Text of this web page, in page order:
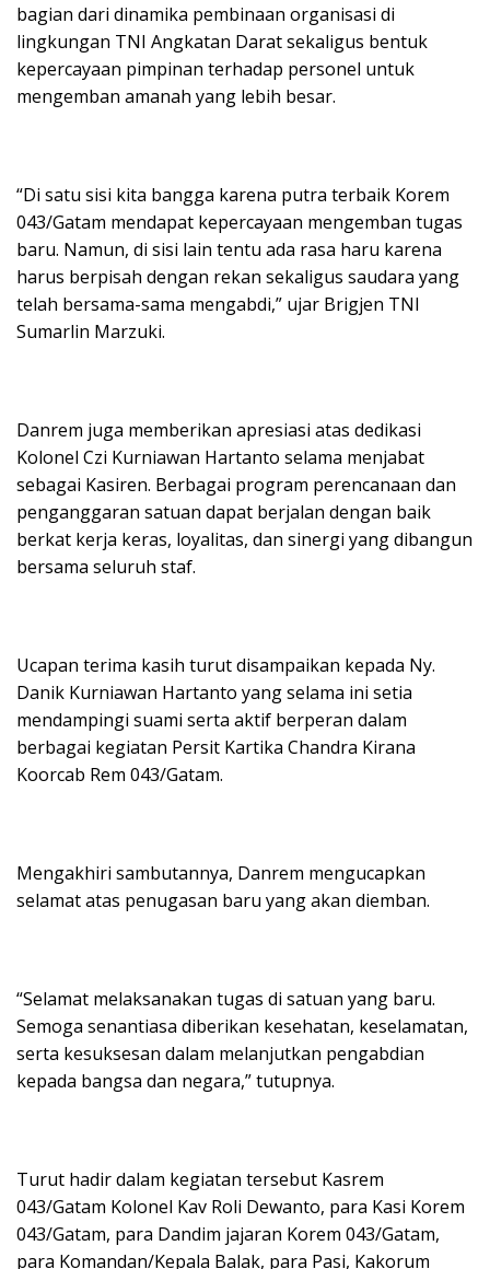
bagian dari dinamika pembinaan organisasi di
lingkungan TNI Angkatan Darat sekaligus bentuk
kepercayaan pimpinan terhadap personel untuk
mengemban amanah yang lebih besar.
“Di satu sisi kita bangga karena putra terbaik Korem
043/Gatam mendapat kepercayaan mengemban tugas
baru. Namun, di sisi lain tentu ada rasa haru karena
harus berpisah dengan rekan sekaligus saudara yang
telah bersama-sama mengabdi,” ujar Brigjen TNI
Sumarlin Marzuki.
Danrem juga memberikan apresiasi atas dedikasi
Kolonel Czi Kurniawan Hartanto selama menjabat
sebagai Kasiren. Berbagai program perencanaan dan
penganggaran satuan dapat berjalan dengan baik
berkat kerja keras, loyalitas, dan sinergi yang dibangun
bersama seluruh staf.
Ucapan terima kasih turut disampaikan kepada Ny.
Danik Kurniawan Hartanto yang selama ini setia
mendampingi suami serta aktif berperan dalam
berbagai kegiatan Persit Kartika Chandra Kirana
Koorcab Rem 043/Gatam.
Mengakhiri sambutannya, Danrem mengucapkan
selamat atas penugasan baru yang akan diemban.
“Selamat melaksanakan tugas di satuan yang baru.
Semoga senantiasa diberikan kesehatan, keselamatan,
serta kesuksesan dalam melanjutkan pengabdian
kepada bangsa dan negara,” tutupnya.
Turut hadir dalam kegiatan tersebut Kasrem
043/Gatam Kolonel Kav Roli Dewanto, para Kasi Korem
043/Gatam, para Dandim jajaran Korem 043/Gatam,
para Komandan/Kepala Balak, para Pasi, Kakorum